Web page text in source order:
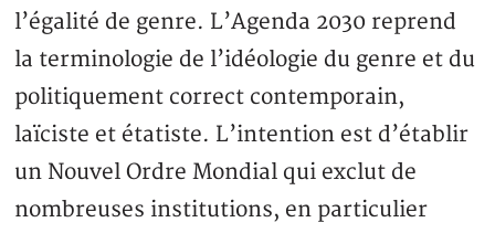
l’égalité de genre. L’Agenda 2030 reprend
la terminologie de l’idéologie du genre et du
politiquement correct contemporain,
laïciste et étatiste. L’intention est d’établir
un Nouvel Ordre Mondial qui exclut de
nombreuses institutions, en particulier